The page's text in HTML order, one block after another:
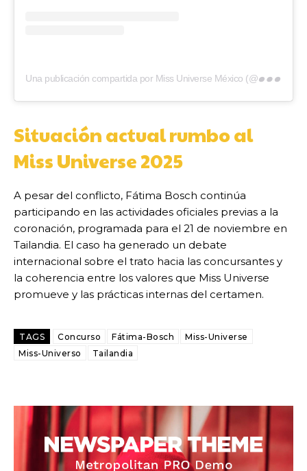
U
na publicación compartida por Miss Universe México (@missuniverse.mexico)
Situación actual rumbo al
Miss Universe 2025
A pesar del conflicto, Fátima Bosch continúa
participando en las actividades oficiales previas a la
coronación, programada para el 21 de noviembre en
Tailandia. El caso ha generado un debate
internacional sobre el trato hacia las concursantes y
la coherencia entre los valores que Miss Universe
promueve y las prácticas internas del certamen.
TAGS Concurso Fátima-Bosch
Miss-Universe
Miss-Universo
Tailandia